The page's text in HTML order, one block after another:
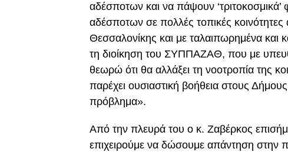
αδέσποτων και να πάψουν ‘τριτοκοσμικά’
αδέσποτων σε πολλές τοπικές
Θεσσαλονίκης και με ταλαιπωρημένα και
τη διοίκηση του ΣΥΠΠΑΖΑΘ, που με
θεωρώ ότι θα αλλάξει τη νοοτροπία της
παρέχει ουσιαστική βοήθεια στους
πρόβλημα».
Από την πλευρά του ο κ. Ζαβέρκος
επιχειρούμε να δώσουμε απάντηση στην